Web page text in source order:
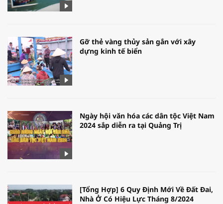
Gỡ thẻ vàng thủy sản gắn với xây
dựng kinh tế biển
Ngày hội văn hóa các dân tộc Việt Nam
2024 sắp diễn ra tại Quảng Trị
[Tổng Hợp] 6 Quy Định Mới Về Đất Đai,
Nhà Ở Có Hiệu Lực Tháng 8/2024